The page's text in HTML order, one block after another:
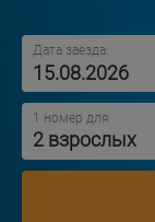
Дата заезда:
1 номер для
2 взрослых